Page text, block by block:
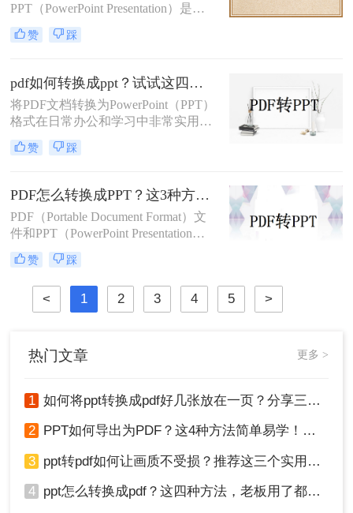
PPT（PowerPoint Presentation）是两
种常见的文件格式，分别用于文档存
储和演示文稿制作。在某些情况下，
式，以便在演示文稿中使用或进行进
一步编辑。那么如何将pdf转换ppt
呢？本文将详细介绍几种将PDF转换
为PPT的方法，帮助您高效地完成这
一任务。
赞 踩
pdf如何转换成ppt？试试这四种常用方法！
将PDF文档转换为PowerPoint（PPT）
格式在日常办公和学习中非常实用，
特别是在需要对内容进行编辑或演示
时。那么pdf如何转换成ppt呢？本文
赞 踩
PDF怎么转换成PPT？这3种方法教会你！
PDF（Portable Document Format）文
件和PPT（PowerPoint Presentation）
文件在日常办公和学习中都有着广泛
的应用。有时，我们需要将PDF文件
转换为PPT格式，以便进行编辑、修
改或展示。那么PDF怎么转换成PPT
呢？本文将介绍三种将PDF转换成
赞 踩
< 1 2 3 4 5 >
热门文章 更多 >
1 如何将ppt转换成pdf好几张放在一页？分享三种简单且高效的方法！
2 PPT如何导出为PDF？这4种方法简单易学！值得收藏！
3 ppt转pdf如何让画质不受损？推荐这三个实用方法给你！
4 ppt怎么转换成pdf？这四种方法，老板用了都给满分！